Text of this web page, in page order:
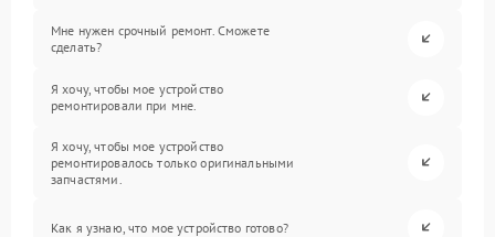
Мне нужен срочный ремонт. Сможете
сделать?
Я хочу, чтобы мое устройство
ремонтировали при мне.
Я хочу, чтобы мое устройство
ремонтировалось только оригинальными
запчастями.
Как я узнаю, что мое устройство готово?